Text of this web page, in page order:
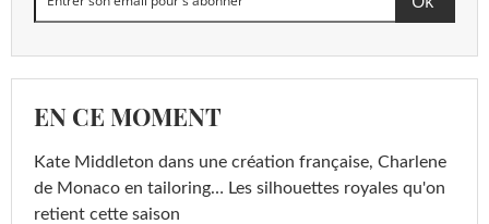
EN CE MOMENT
Kate Middleton dans une création française, Charlene
de Monaco en tailoring… Les silhouettes royales qu'on
retient cette saison